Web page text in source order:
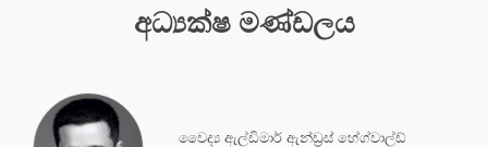
අධ්‍යක්ෂ මණ්ඩලය
වෛද්‍ය ඇල්ඩිමාර් ඇන්ඩ්‍රස් හේග්වාල්ඩ්